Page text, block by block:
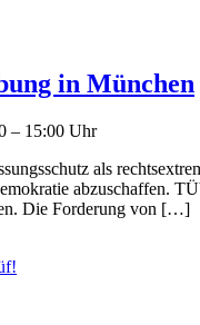
in München
– 15:00 Uhr
als
abzuschaffen.
Die Forderung von […]